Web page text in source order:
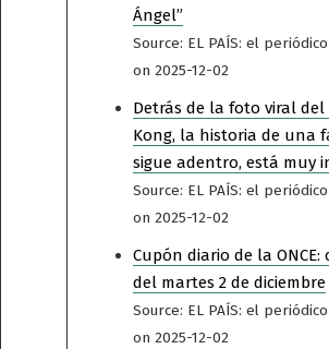
Ángel”
Source: EL PAÍS: el
on 2025-12-02
Detrás de la foto viral
Kong, la historia de una
sigue adentro, está muy
Source: EL PAÍS: el
on 2025-12-02
Cupón diario de la
del martes 2 de diciembre
Source: EL PAÍS: el
on 2025-12-02